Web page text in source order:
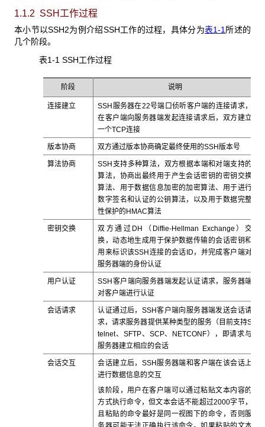
1.1.2 SSH工作过程
本小节以SSH2为例介绍SSH工作的过程，具体分为表1-1所述的
几个阶段。
表1-1 SSH工作过程
阶段 说明
连接建立
SSH服务器在22号端口侦听客户端的连接请求，
在客户端向服务器端发起连接请求后，双方建立
一个TCP连接
版本协商 双方通过版本协商确定最终使用的SSH版本号
算法协商
SSH支持多种算法，双方根据本端和对端支持的
算法，协商出最终用于产生会话密钥的密钥交换
算法、用于数据信息加密的加密算法、用于进行
数字签名和认证的公钥算法，以及用于数据完整
性保护的HMAC算法
密钥交换
双方通过DH（Diffie-Hellman Exchange）交
换，动态地生成用于保护数据传输的会话密钥和
用来标识该SSH连接的会话ID，并完成客户端对
服务器端的身份认证
用户认证
SSH客户端向服务器端发起认证请求，服务器端
对客户端进行认证
会话请求
认证通过后，SSH客户端向服务器端发送会话请
求，请求服务器提供某种类型的服务（目前支持S
telnet、SFTP、SCP、NETCONF），即请求与
服务器建立相应的会话
会话交互
会话建立后，SSH服务器端和客户端在该会话上
进行数据信息的交互
该阶段，用户在客户端可以通过粘贴文本内容的
方式执行命令，但文本会话不能超过2000字节，
且粘贴的命令最好是同一视图下的命令，否则服